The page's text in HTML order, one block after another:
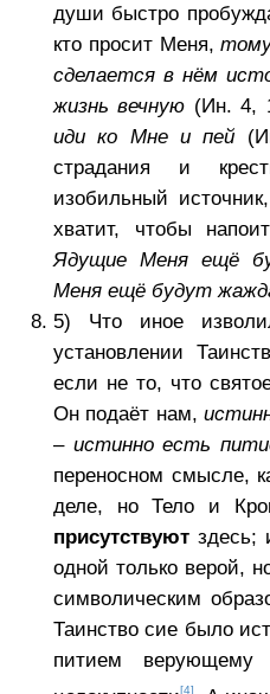
души быстро
кто просит Меня,
сделается в нём
жизнь вечную (Ин. 4,
иди ко Мне и пей
страдания и
изобильный
хватит, чтобы
Ядущие Меня ещё
Меня ещё будут
5) Что иное
установлении
если не то, что
Он подаёт нам,
– истинно есть
переносном смысле,
деле, но Тело и
присутствуют здесь;
одной только верой,
символическим
Таинство сие было
питием верующему
[4]